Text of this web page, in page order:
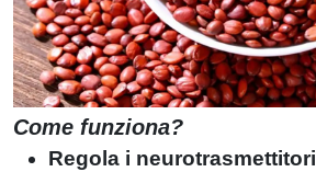
Come funziona?
Regola i neurotrasmettitori